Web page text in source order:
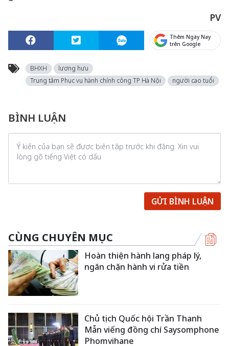
PV
Thêm Ngày Nay
trên Google
BHXH
lương hưu
Trung tâm Phục vụ hành chính công TP Hà Nội
người cao tuổi
BÌNH LUẬN
GỬI BÌNH LUẬN
CÙNG CHUYÊN MỤC
Hoàn thiện hành lang pháp lý,
ngăn chặn hành vi rửa tiền
Chủ tịch Quốc hội Trần Thanh
Mẫn viếng đồng chí Saysomphone
Phomvihane